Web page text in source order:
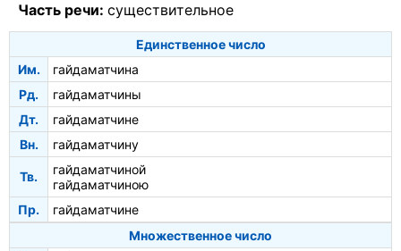
Часть речи: существительное
Единственное число
Им.
гайдаматчина
Рд.
гайдаматчины
Дт.
гайдаматчине
Вн.
гайдаматчину
Тв.
гайдаматчиной
гайдаматчиною
Пр.
гайдаматчине
Множественное число